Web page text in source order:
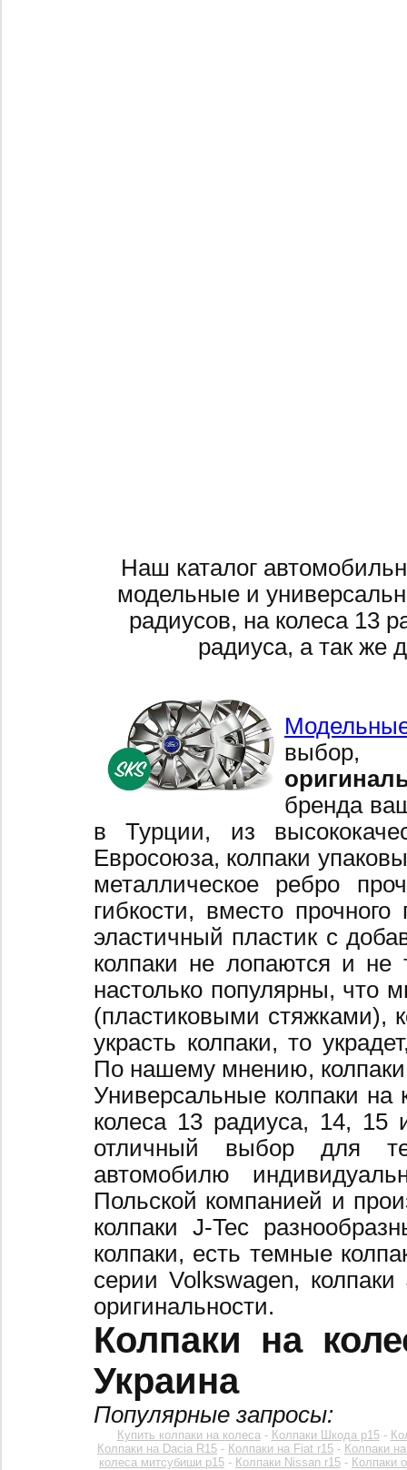
Наш каталог
модельные и
радиусов, на колеса 13
радиуса, а так же
выбор,
бренда
в Турции, из
Евросоюза, колпаки
металлическое ребро
гибкости, вместо
эластичный пластик с
колпаки не лопаются и не
настолько популярны, что
(пластиковыми стяжками),
украсть колпаки, то
По нашему мнению,
Универсальные колпаки
колеса 13 радиуса, 14,
отличный выбор для
автомобилю
Польской компанией и
колпаки J-Tec
колпаки, есть темные
серии Volkswagen,
оригинальности.
Колпаки на
Украина
Популярные запросы:
Купить колпаки на колеса- Колпаки Шкода р15-
Колпаки на Dacia R15 - Колпаки на Fiat r15 - Колпаки
колеса митсубиши р15 - Колпаки Nissan r15 - Колпаки